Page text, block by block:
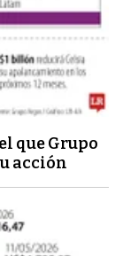
que Grupo
acción